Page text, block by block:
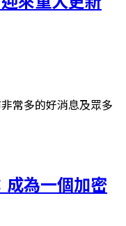
常多的好消息及眾多
為一個加密